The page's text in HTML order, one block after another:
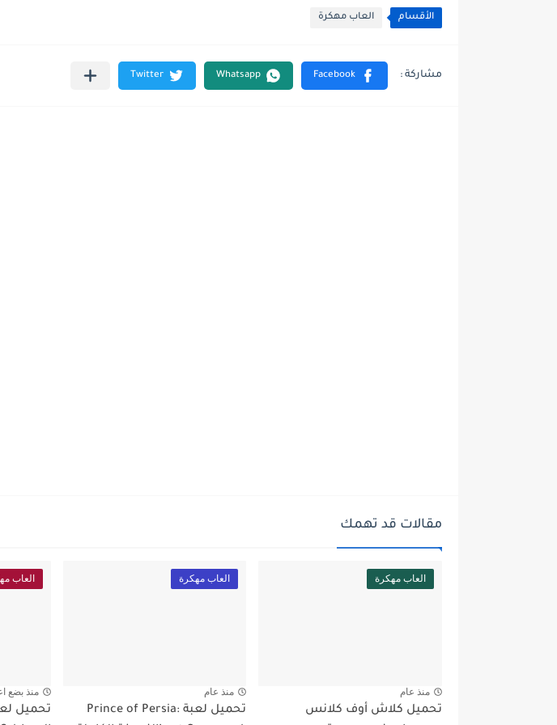
الأقسام العاب مهكرة
مقالات قد تهمك
العاب مهكرة
منذ عام
تحميل كلاش أوف كلانس
العاب مهكرة
منذ عام
تحميل لعبة Prince of Persia:
العاب
منذ بضع
تحميل